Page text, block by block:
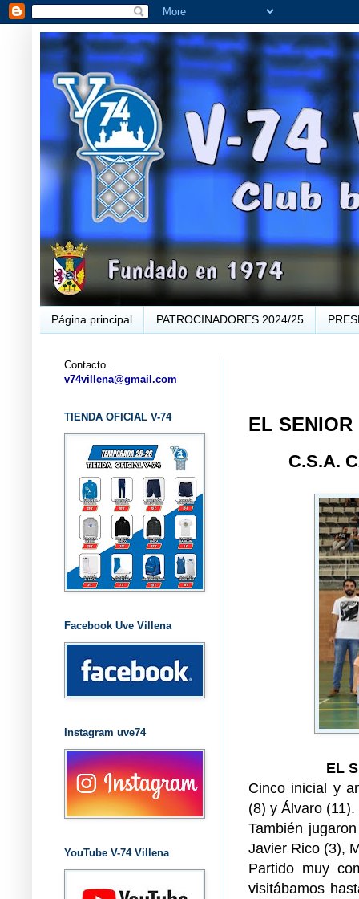
Página principal PATROCINADORES 2024/25
EL SENIOR
C.S.A.
EL
Cinco inicial y
(8) y Álvaro (11).
También
Javier Rico (3),
Partido muy
visitábamos
Contacto...
v74villena@gmail.com
TIENDA OFICIAL V-74
Facebook Uve Villena
Instagram uve74
YouTube V-74 Villena